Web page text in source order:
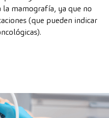
mamografía, ya que no
(que pueden indicar